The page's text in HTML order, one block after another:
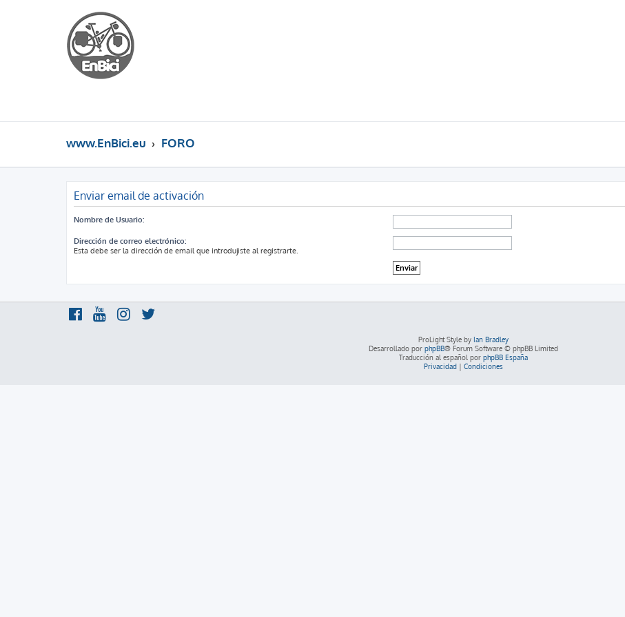
www.EnBici.eu FORO
Enviar email de activación
Nombre de Usuario:
Dirección de correo electrónico:
Esta debe ser la dirección de email que introdujiste al registrarte.
ProLight Style by Ian Bradley
Desarrollado por phpBB® Forum Software © phpBB Limited
Traducción al español por phpBB España
Privacidad| Condiciones